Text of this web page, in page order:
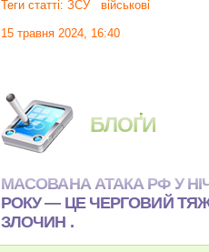
Теги статті: ЗСУ військові
15 травня 2024, 16:40
БЛОҐИ
МАСОВАНА АТАКА РФ У
РОКУ — ЦЕ ЧЕРГОВИЙ
ЗЛОЧИН .